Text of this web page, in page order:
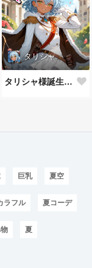
タリシャ
タリシャ様誕生祝！
巨乳 夏空
ラフル 夏コーデ
夏